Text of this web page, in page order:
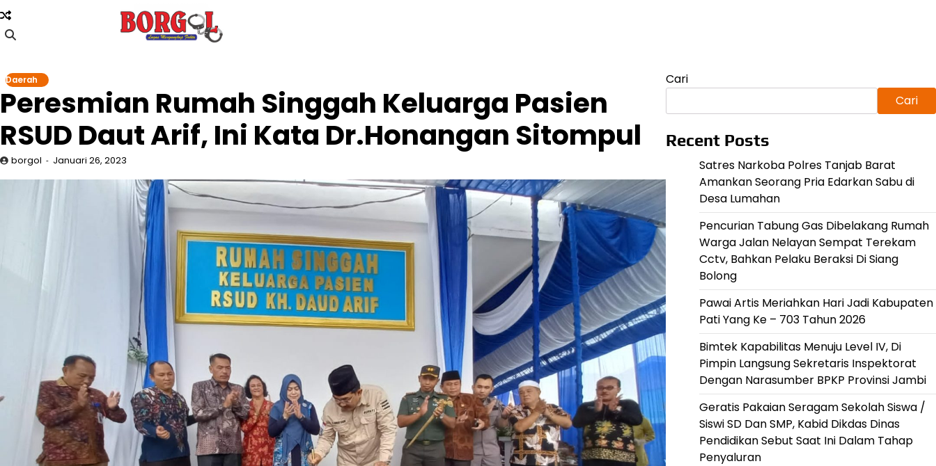
Skip
to
content
Daerah
Peresmian Rumah Singgah Keluarga Pasien
RSUD Daut Arif, Ini Kata Dr.Honangan Sitompul
borgol Januari 26, 2023
Cari
Cari
Recent Posts
Satres Narkoba Polres Tanjab Barat
Amankan Seorang Pria Edarkan Sabu di
Desa Lumahan
Pencurian Tabung Gas Dibelakang Rumah
Warga Jalan Nelayan Sempat Terekam
Cctv, Bahkan Pelaku Beraksi Di Siang
Bolong
Pawai Artis Meriahkan Hari Jadi Kabupaten
Pati Yang Ke – 703 Tahun 2026
Bimtek Kapabilitas Menuju Level IV, Di
Pimpin Langsung Sekretaris Inspektorat
Dengan Narasumber BPKP Provinsi Jambi
Geratis Pakaian Seragam Sekolah Siswa /
Siswi SD Dan SMP, Kabid Dikdas Dinas
Pendidikan Sebut Saat Ini Dalam Tahap
Penyaluran